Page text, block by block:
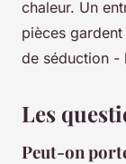
chaleur. Un
pièces
de séduction -
Les
Peut-on